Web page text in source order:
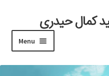
کمال حیدری
Menu